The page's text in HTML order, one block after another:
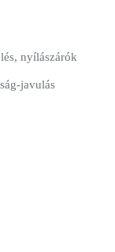
nyílászárók
javulás